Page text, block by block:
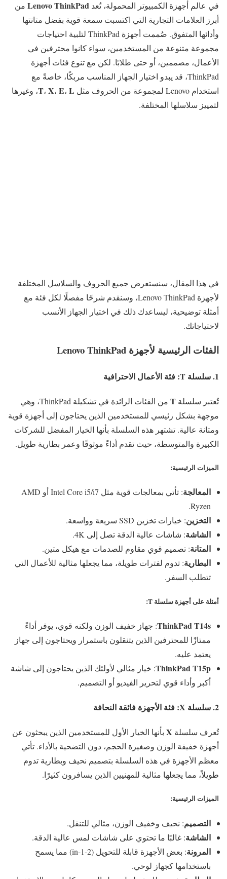
في عالم أجهزة الكمبيوتر المحمولة، تُعد Lenovo ThinkPad من
أبرز العلامات التجارية التي اكتسبت سمعة قوية بفضل متانتها
وأدائها المتفوق. صُممت أجهزة ThinkPad لتلبية احتياجات
مجموعة متنوعة من المستخدمين، سواء كانوا محترفين في
الأعمال، مصممين، أو حتى طلابًا. لكن مع تنوع فئات أجهزة
ThinkPad، قد يبدو اختيار الجهاز المناسب مربكًا، خاصةً مع
استخدام Lenovo لمجموعة من الحروف مثل
T، X، E، L
، وغيرها
لتمييز سلاسلها المختلفة.
في هذا المقال، سنستعرض جميع الحروف والسلاسل المختلفة
لأجهزة Lenovo ThinkPad، وسنقدم شرحًا مفصلًا لكل فئة مع
أمثلة توضيحية، ليساعدك ذلك في اختيار الجهاز الأنسب
لاحتياجاتك.
الفئات الرئيسية لأجهزة Lenovo ThinkPad
1. سلسلة T: فئة الأعمال الاحترافية
تُعتبر سلسلة T
من الفئات الرائدة في تشكيلة ThinkPad، وهي
موجهة بشكل رئيسي للمستخدمين الذين يحتاجون إلى أجهزة قوية
ومتانة عالية. تشتهر هذه السلسلة بأنها الخيار المفضل للشركات
الكبيرة والمتوسطة، حيث تقدم أداءً موثوقًا وعمر بطارية طويل.
الميزات الرئيسية:
المعالجة
: تأتي بمعالجات قوية مثل Intel Core i5/i7 أو AMD
Ryzen.
التخزين: خيارات تخزين SSD سريعة وواسعة.
الشاشة: شاشات عالية الدقة تصل إلى 4K.
المتانة: تصميم قوي مقاوم للصدمات مع هيكل متين.
البطارية: تدوم لفترات طويلة، مما يجعلها مثالية للأعمال التي
تتطلب السفر.
أمثلة على أجهزة سلسلة T :
ThinkPad T14s: جهاز خفيف الوزن ولكنه قوي، يوفر أداءً
ممتازًا للمحترفين الذين يتنقلون باستمرار ويحتاجون إلى جهاز
يعتمد عليه.
ThinkPad T15p: خيار مثالي لأولئك الذين يحتاجون إلى شاشة
أكبر وأداء قوي لتحرير الفيديو أو التصميم.
2. سلسلة X: فئة الأجهزة فائقة النحافة
تُعرف سلسلة X بأنها الخيار الأول للمستخدمين الذين يبحثون عن
أجهزة خفيفة الوزن وصغيرة الحجم، دون التضحية بالأداء. تأتي
معظم الأجهزة في هذه السلسلة بتصميم نحيف وبطارية تدوم
طويلاً، مما يجعلها مثالية للمهنيين الذين يسافرون كثيرًا.
الميزات الرئيسية:
التصميم: نحيف وخفيف الوزن، مثالي للتنقل.
الشاشة: غالبًا ما تحتوي على شاشات لمس عالية الدقة.
المرونة
: بعض الأجهزة قابلة للتحويل (2-in-1) مما يسمح
باستخدامها كجهاز لوحي.